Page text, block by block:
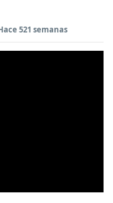
521 semanas